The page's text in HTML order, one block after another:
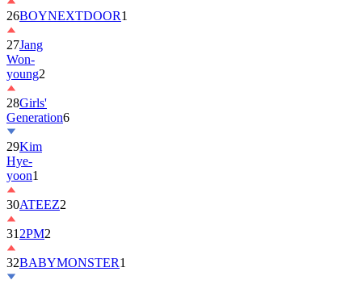
27Jang
Won-
young2
28Girls'
Generation
29Kim
Hye-
yoon1
30ATEEZ
312PM2
32 BABYMONSTER
33ENHYPEN1